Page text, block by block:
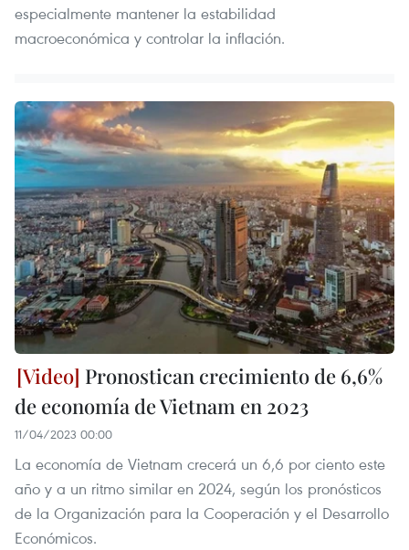
especialmente mantener la estabilidad
macroeconómica y controlar la inflación.
Pronostican crecimiento de 6,6%
de economía de Vietnam en 2023
11/04/2023 00:00
La economía de Vietnam crecerá un 6,6 por ciento este
año y a un ritmo similar en 2024, según los pronósticos
de la Organización para la Cooperación y el Desarrollo
Económicos.